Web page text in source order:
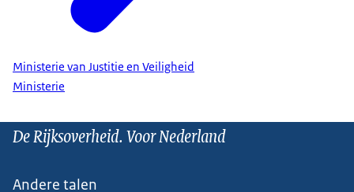
Ministerie van Justitie en Veiligheid
Ministerie
De Rijksoverheid. Voor Nederland
Andere talen